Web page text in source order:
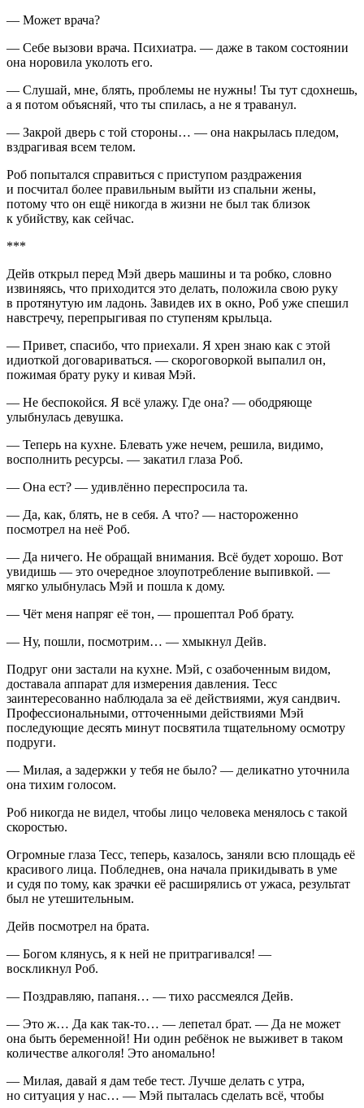
— Может врача?
— Себе вызови врача. Психиатра. — даже в таком состоянии
она норовила уколоть его.
— Слушай, мне, блять, проблемы не нужны! Ты тут сдохнешь,
а я потом объясняй, что ты спилась, а не я траванул.
— Закрой дверь с той стороны… — она накрылась пледом,
вздрагивая всем телом.
Роб попытался справиться с приступом раздражения
и посчитал более правильным выйти из спальни жены,
потому что он ещё никогда в жизни не был так близок
к убийству, как сейчас.
***
Дейв открыл перед Мэй дверь машины и та робко, словно
извиняясь, что приходится это делать, положила свою руку
в протянутую им ладонь. Завидев их в окно, Роб уже спешил
навстречу, перепрыгивая по ступеням крыльца.
— Привет, спасибо, что приехали. Я хрен знаю как с этой
идиоткой договариваться. — скороговоркой выпалил он,
пожимая брату руку и кивая Мэй.
— Не беспокойся. Я всё улажу. Где она? — ободряюще
улыбнулась девушка.
— Теперь на кухне. Блевать уже нечем, решила, видимо,
восполнить ресурсы. — закатил глаза Роб.
— Она ест? — удивлённо переспросила та.
— Да, как, блять, не в себя. А что? — настороженно
посмотрел на неё Роб.
— Да ничего. Не обращай внимания. Всё будет хорошо. Вот
увидишь — это очередное злоупотребление выпивкой. —
мягко улыбнулась Мэй и пошла к дому.
— Чёт меня напряг её тон, — прошептал Роб брату.
— Ну, пошли, посмотрим… — хмыкнул Дейв.
Подруг они застали на кухне. Мэй, с озабоченным видом,
доставала аппарат для измерения давления. Тесс
заинтересованно наблюдала за её действиями, жуя сандвич.
Профессиональными, отточенными действиями Мэй
последующие десять минут посвятила тщательному осмотру
подруги.
— Милая, а задержки у тебя не было? — деликатно уточнила
она тихим голосом.
Роб никогда не видел, чтобы лицо человека менялось с такой
скоростью.
Огромные глаза Тесс, теперь, казалось, заняли всю площадь её
красивого лица. Побледнев, она начала прикидывать в уме
и судя по тому, как зрачки её расширялись от ужаса, результат
был не утешительным.
Дейв посмотрел на брата.
— Богом клянусь, я к ней не притрагивался! —
воскликнул Роб.
— Поздравляю, папаня… — тихо рассмеялся Дейв.
— Это ж… Да как так-то… — лепетал брат. — Да не может
она быть беременной! Ни один ребёнок не выживет в таком
количестве алкоголя! Это аномально!
— Милая, давай я дам тебе тест. Лучше делать с утра,
но ситуация у нас… — Мэй пыталась сделать всё, чтобы